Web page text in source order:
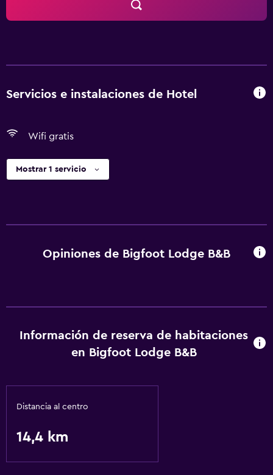
Servicios e instalaciones de Hotel
Wifi gratis
Mostrar 1 servicio
Opiniones de Bigfoot Lodge B&B
Información de reserva de habitaciones
en Bigfoot Lodge B&B
Distancia al centro
14,4 km